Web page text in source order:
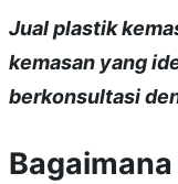
Jual plastik
kemasan yang
berkonsultasi